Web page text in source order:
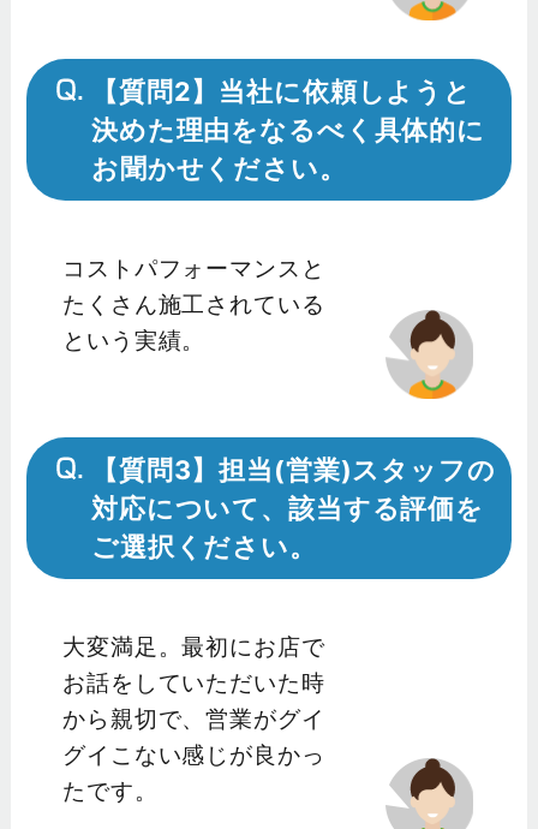
【質問2】当社に依頼しようと
決めた理由をなるべく具体的に
お聞かせください。
コストパフォーマンスと
たくさん施工されている
という実績。
【質問3】担当(営業)スタッフの
対応について、該当する評価を
ご選択ください。
大変満足。最初にお店で
お話をしていただいた時
から親切で、営業がグイ
グイこない感じが良かっ
たです。